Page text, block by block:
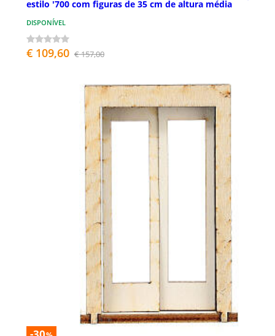
estilo '700 com figuras de 35 cm de altura média
DISPONÍVEL
€ 109,60 € 157,00